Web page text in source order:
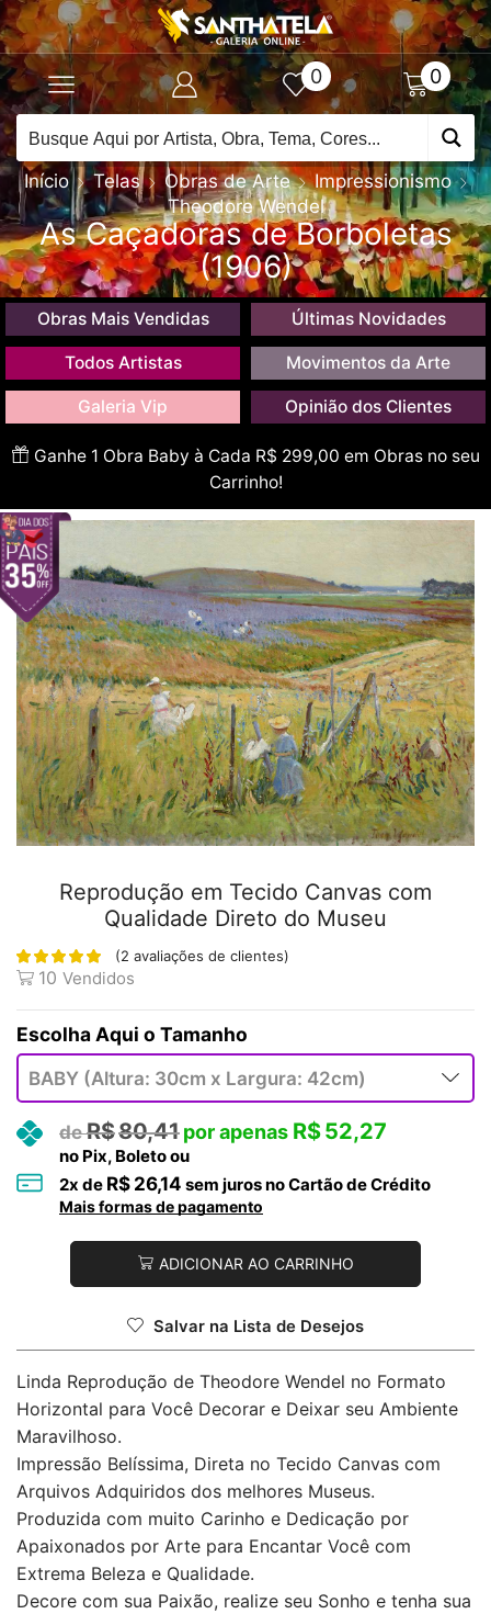
0 0
Início Telas Obras de Arte
Impressionismo
Theodore Wendel
As Caçadoras de Borboletas
(1906)
Obras Mais Vendidas Últimas Novidades
Todos Artistas Movimentos da Arte
Galeria Vip Opinião dos Clientes
Ganhe 1 Obra Baby à Cada R$ 299,00 em Obras no seu
Carrinho!
Reprodução em Tecido Canvas com
Qualidade Direto do Museu
(2 avaliações de clientes)
10 Vendidos
Tamanho
R$80,41 R$52,27
no Pix, Boleto ou
2x de R$ 26,14 sem juros no Cartão de Crédito
Mais formas de pagamento
ADICIONAR AO CARRINHO
Salvar na Lista de Desejos
Linda Reprodução de Theodore Wendel no Formato
Horizontal para Você Decorar e Deixar seu Ambiente
Maravilhoso.
Impressão Belíssima, Direta no Tecido Canvas com
Arquivos Adquiridos dos melhores Museus.
Produzida com muito Carinho e Dedicação por
Apaixonados por Arte para Encantar Você com
Extrema Beleza e Qualidade.
Decore com sua Paixão, realize seu Sonho e tenha sua